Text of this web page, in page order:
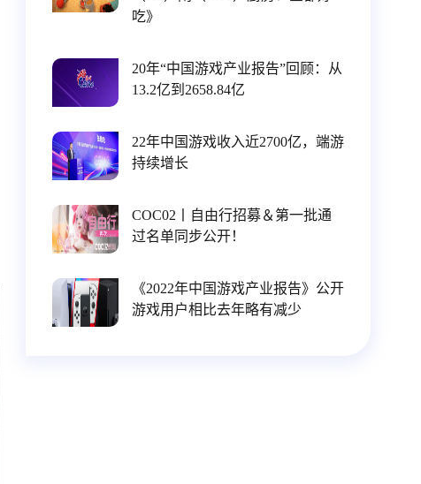
吃》
20年“中国游戏产业报告”回顾：从
13.2亿到2658.84亿
22年中国游戏收入近2700亿，端游
持续增长
COC02丨自由行招募＆第一批通
过名单同步公开！
《2022年中国游戏产业报告》公开
游戏用户相比去年略有减少